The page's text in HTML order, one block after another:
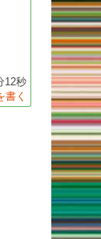
12秒
書く